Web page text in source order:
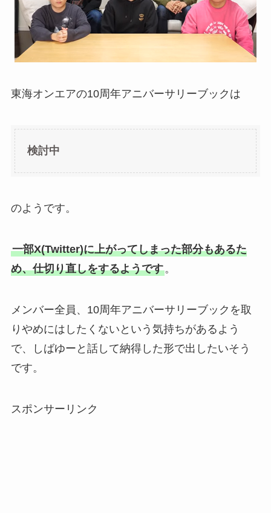
東海オンエアの10周年アニバーサリーブックは
検討中
のようです。
一部X(Twitter)に上がってしまった部分もあるた
め、仕切り直しをするようです。
メンバー全員、10周年アニバーサリーブックを取
りやめにはしたくないという気持ちがあるよう
で、しばゆーと話して納得した形で出したいそう
です。
スポンサーリンク